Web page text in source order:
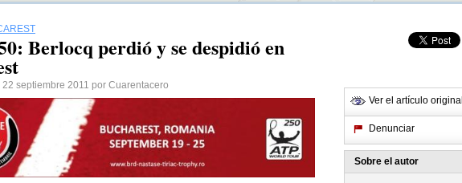
Berlocq perdió y se despidió en
22 septiembre 2011 por Cuarentacero
Ver el artículo original
Denunciar
Sobre el autor